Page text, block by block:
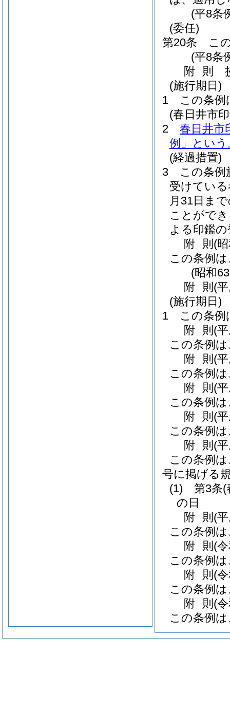
(平8条
(委任)
第20条
こ
(平8条
附 則
(施行期日)
1
この条例
(春日井市
2
春日井市
例」という
(経過措置)
3
この条例
受けてい
月31日ま
ことがで
よる印鑑
附 則 (
この条例
(昭和
附 則 (
(施行期日)
1
この条例
附 則 (
この条例
附 則 (
この条例
附 則 (
この条例
附 則 (
この条例
附 則 (
この条例
号に掲げる
(1)
第3条(
の日
附 則 (
この条例
附 則 (
この条例
附 則 (
この条例
附 則 (
この条例